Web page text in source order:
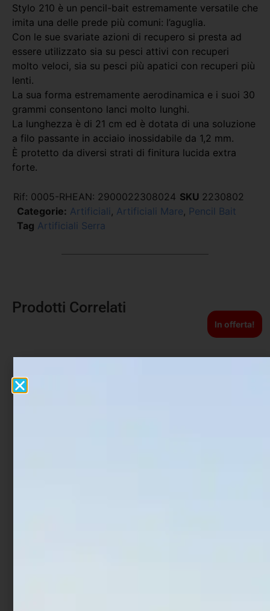
Stylo 210 è un pencil-bait estremamente versatile che
imita una delle prede più comuni: l’aguglia.
Con le sue svariate azioni di recupero si presta ad
essere utilizzato sia su pesci attivi con recuperi
molto veloci, sia su pesci più apatici con recuperi più
lenti.
La sua forma estremamente aerodinamica e i suoi 30
grammi consentono lanci molto lunghi.
La lunghezza è di 21 cm ed è dotata di una soluzione
a filo passante in acciaio inossidabile da 1,2 mm.
È protetto da diversi strati di finitura lucida extra
forte.
Rif: 0005-RHEAN: 2900022308024 SKU 2230802
Categorie: Artificiali , Artificiali Mare, Pencil Bait
Tag Artificiali Serra
Prodotti Correlati
In offerta!